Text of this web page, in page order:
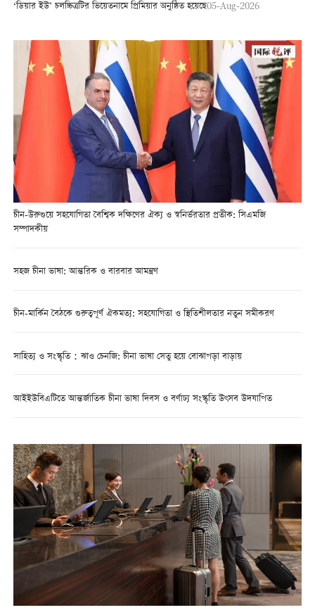
‘ডিয়ার ইউ’ চলচ্চিত্রটির ভিয়েতনামে প্রিমিয়ার অনুষ্ঠিত হয়েছে05-Aug-2026
চীন-উরুগুয়ে সহযোগিতা বৈশ্বিক দক্ষিণের ঐক্য ও স্বনির্ভরতার প্রতীক: সিএমজি
সম্পাদকীয়
সহজ চীনা ভাষা: আন্তরিক ও বারবার আমন্ত্রণ
চীন-মার্কিন বৈঠকে গুরুত্বপূর্ণ ঐকমত্য: সহযোগিতা ও স্থিতিশীলতার নতুন সমীকরণ
সাহিত্য ও সংস্কৃতি：ঝাও চেনজি: চীনা ভাষা সেতু হয়ে বোঝাপড়া বাড়ায়
আইইউবিএটিতে আন্তর্জাতিক চীনা ভাষা দিবস ও বর্ণাঢ্য সংস্কৃতি উৎসব উদযাপিত